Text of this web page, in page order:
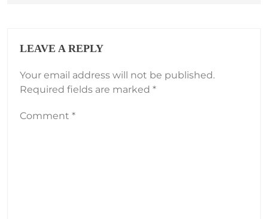
LEAVE A REPLY
Your email address will not be published.
Required fields are marked *
Comment *